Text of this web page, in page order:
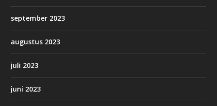
september 2023
augustus 2023
juli 2023
juni 2023